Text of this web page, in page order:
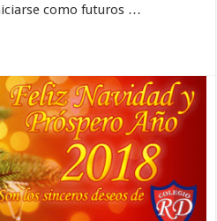
como futuros …